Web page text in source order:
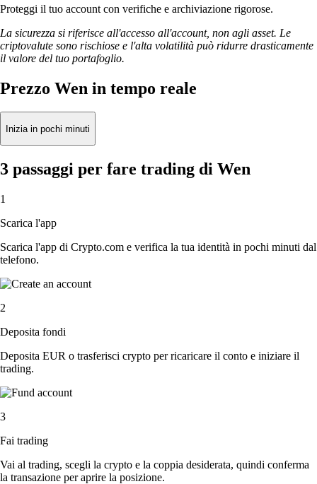
Proteggi il tuo account con verifiche e archiviazione rigorose.
La sicurezza si riferisce all'accesso all'account, non agli asset. Le
criptovalute sono rischiose e l'alta volatilità può ridurre drasticamente
il valore del tuo portafoglio.
Prezzo Wen in tempo reale
Inizia in pochi minuti
3 passaggi per fare trading di Wen
1
Scarica l'app
Scarica l'app di Crypto.com e verifica la tua identità in pochi minuti dal
telefono.
2
Deposita fondi
Deposita EUR o trasferisci crypto per ricaricare il conto e iniziare il
trading.
3
Fai trading
Vai al trading, scegli la crypto e la coppia desiderata, quindi conferma
la transazione per aprire la posizione.